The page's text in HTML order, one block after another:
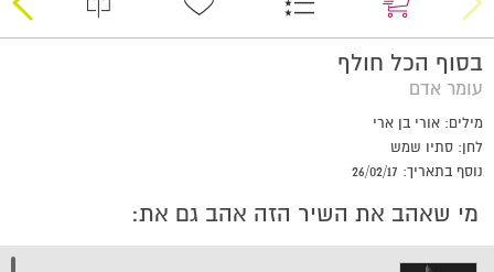
בסוף הכל חולף
עומר אדם
מילים: אורי בן ארי
לחן: סתיו שמש
נוסף בתאריך: 26/02/17
מי שאהב את השיר הזה אהב גם את: